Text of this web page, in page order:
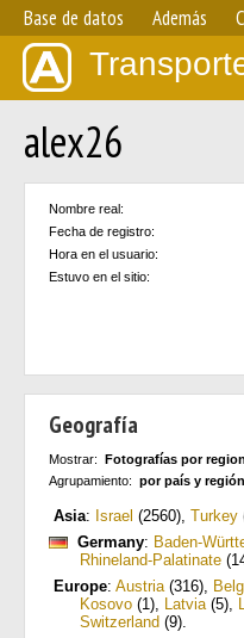
Base de datos Además
alex26
Nombre real:
Fecha de registro:
Hora en el usuario:
Estuvo en el sitio:
Geografía
Mostrar: Fotografías por
Agrupamiento: por país y región
Asia: Israel (2560), Turkey
Germany: Baden-
Rhineland-Palatinate
Europe: Austria(316),
Kosovo (1), Latvia(5),
Switzerland (9).